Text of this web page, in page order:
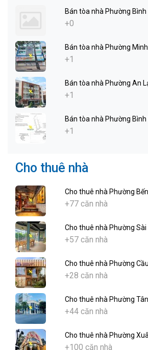
Bán tòa nhà Phường Bình
+0
Bán tòa nhà Phường
+1
Bán tòa nhà Phường An
+1
Bán tòa nhà Phường Bình
+1
Cho thuê nhà
Cho thuê nhà Phường
+77 căn nhà
Cho thuê nhà Phường Sài
+57 căn nhà
Cho thuê nhà Phường
+28 căn nhà
Cho thuê nhà Phường
+44 căn nhà
Cho thuê nhà Phường
+100 căn nhà